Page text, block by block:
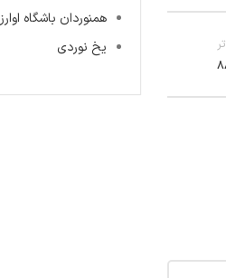
همنوردان باشگاه اوارز
یخ نوردی